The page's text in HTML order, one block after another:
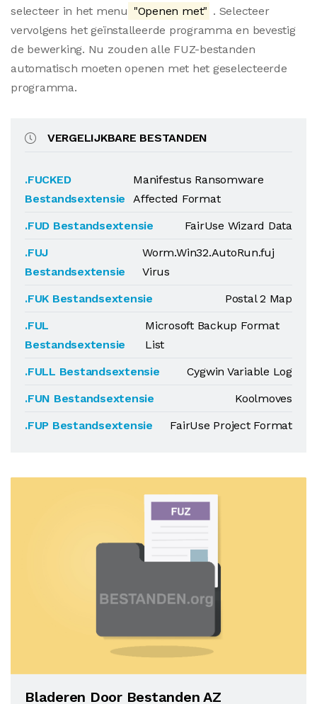
selecteer in het menu "Openen met" . Selecteer
vervolgens het geïnstalleerde programma en bevestig
de bewerking. Nu zouden alle FUZ-bestanden
automatisch moeten openen met het geselecteerde
programma.
VERGELIJKBARE BESTANDEN
.FUCKED
Bestandsextensie
Manifestus Ransomware
Affected Format
.FUD Bestandsextensie
FairUse Wizard Data
.FUJ
Bestandsextensie
Worm.Win32.AutoRun.fuj
Virus
.FUK Bestandsextensie
Postal 2 Map
.FUL
Bestandsextensie
Microsoft Backup Format
List
.FULL Bestandsextensie
Cygwin Variable Log
.FUN Bestandsextensie
Koolmoves
.FUP Bestandsextensie
FairUse Project Format
Bladeren Door Bestanden AZ